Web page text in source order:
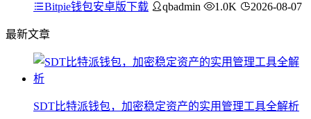
Bitpie钱包安卓版下载 qbadmin 1.0K 2026-08-07
最新文章
SDT比特派钱包，加密稳定资产的实用管理工具全解析